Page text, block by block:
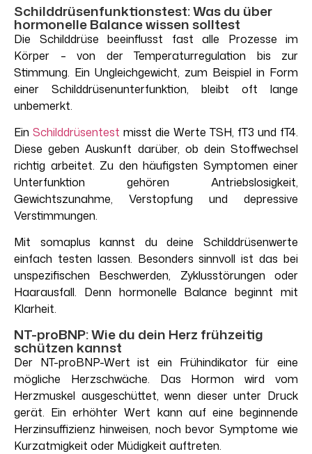
Schilddrüsenfunktionstest: Was du über
hormonelle Balance wissen solltest
Die Schilddrüse beeinflusst fast alle Prozesse im
Körper – von der Temperaturregulation bis zur
Stimmung. Ein Ungleichgewicht, zum Beispiel in Form
einer Schilddrüsenunterfunktion, bleibt oft lange
unbemerkt.
Ein Schilddrüsentest misst die Werte TSH, fT3 und fT4.
Diese geben Auskunft darüber, ob dein Stoffwechsel
richtig arbeitet. Zu den häufigsten Symptomen einer
Unterfunktion gehören Antriebslosigkeit,
Gewichtszunahme, Verstopfung und depressive
Verstimmungen.
Mit somaplus kannst du deine Schilddrüsenwerte
einfach testen lassen. Besonders sinnvoll ist das bei
unspezifischen Beschwerden, Zyklusstörungen oder
Haarausfall. Denn hormonelle Balance beginnt mit
Klarheit.
NT-proBNP: Wie du dein Herz frühzeitig
schützen kannst
Der NT-proBNP-Wert ist ein Frühindikator für eine
mögliche Herzschwäche. Das Hormon wird vom
Herzmuskel ausgeschüttet, wenn dieser unter Druck
gerät. Ein erhöhter Wert kann auf eine beginnende
Herzinsuffizienz hinweisen, noch bevor Symptome wie
Kurzatmigkeit oder Müdigkeit auftreten.